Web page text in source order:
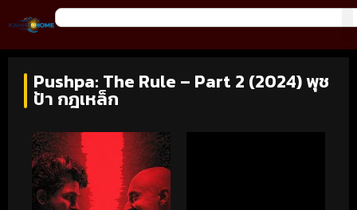
Pushpa: The Rule – Part 2 (2024) พุช
ป้า กฎเหล็ก